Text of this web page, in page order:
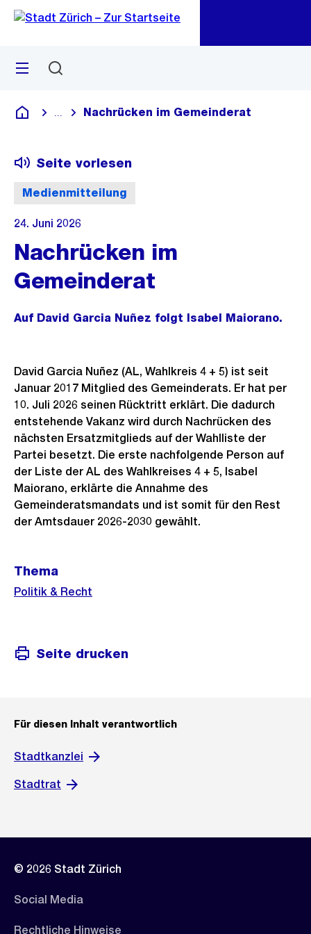
Navigation
Sprunglink
Menü
Deutsch
Blende alle Breadcrumbs ein
Nachrücken im Gemeinderat
Medienmitteilung
Seite vorlesen
24. Juni 2026
Nachrücken im
Gemeinderat
Auf David Garcia Nuñez folgt Isabel Maiorano.
David Garcia Nuñez (AL, Wahlkreis 4 + 5) ist seit
Januar 2017 Mitglied des Gemeinderats. Er hat per
10. Juli 2026 seinen Rücktritt erklärt. Die dadurch
entstehende Vakanz wird durch Nachrücken des
nächsten Ersatzmitglieds auf der Wahlliste der
Partei besetzt. Die erste nachfolgende Person auf
der Liste der AL des Wahlkreises 4 + 5, Isabel
Maiorano, erklärte die Annahme des
Gemeinderatsmandats und ist somit für den Rest
der Amtsdauer 2026-2030 gewählt.
Weitere
Informationen
Thema
Politik & Recht
Seite drucken
Für diesen Inhalt verantwortlich
Stadtkanzlei
Stadtrat
© 2026 Stadt Zürich
Social Media
Rechtliche Hinweise